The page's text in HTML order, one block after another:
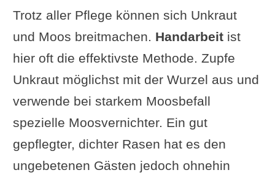
Trotz aller Pflege können sich Unkraut
und Moos breitmachen. Handarbeitist
hier oft die effektivste Methode. Zupfe
Unkraut möglichst mit der Wurzel aus und
verwende bei starkem Moosbefall
spezielle Moosvernichter. Ein gut
gepflegter, dichter Rasen hat es den
ungebetenen Gästen jedoch ohnehin